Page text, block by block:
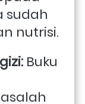
sudah
nutrisi.
Buku